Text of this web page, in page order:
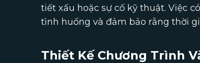
tiết xấu hoặc sự cố kỹ thuật. Việc
tình huống và đảm bảo rằng thời
Thiết Kế Chương Trình